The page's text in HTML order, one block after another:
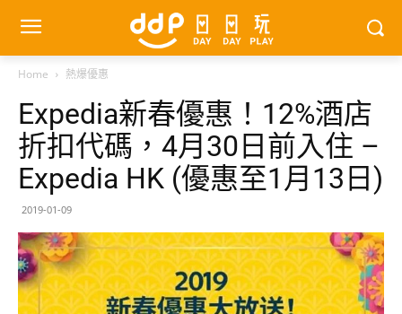
Home 熱爆優惠
Expedia新春優惠！12%酒店
折扣代碼，4月30日前入住 –
Expedia HK (優惠至1月13日)
2019-01-09